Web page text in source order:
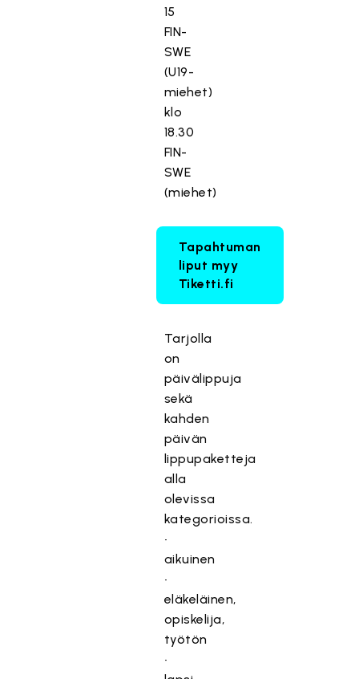
15
FIN-
SWE
(U19-
miehet)
klo
18.30
FIN-
SWE
(miehet)
Tapahtuman
liput myy
Tiketti.fi
Tarjolla
on
päivälippuja
sekä
kahden
päivän
lippupaketteja
alla
olevissa
kategorioissa.
•
aikuinen
•
eläkeläinen,
opiskelija,
työtön
•